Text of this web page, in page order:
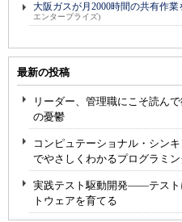
大阪ガスが月2000時間の共有作
エンタープライズ)
最新の投稿
リーダー、管理職にこそ読ん
の憂鬱
コンピュテーショナル・シン
でやさしくわかるプログラミン
実践テスト駆動開発――テスト
トウェアを育てる